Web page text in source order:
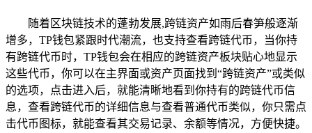
随着区块链技术的蓬勃发展,跨链资产如雨后春笋般逐渐
增多，TP钱包紧跟时代潮流，也支持查看跨链代币，当你持
有跨链代币时，TP钱包会在相应的跨链资产板块贴心地显示
这些代币，你可以在主界面或资产页面找到“跨链资产”或类似
的选项，点击进入后，就能清晰地看到你持有的跨链代币信
息，查看跨链代币的详细信息与查看普通代币类似，你只需点
击代币图标，就能查看其交易记录、余额等情况，方便快捷。